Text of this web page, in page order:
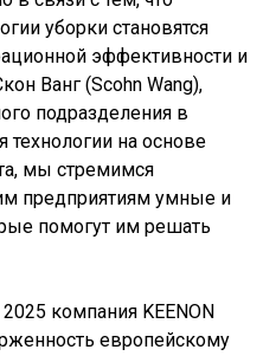
уборки становятся
эффективности и
Ванг (Scohn Wang),
подразделения в
технологии на основе
мы стремимся
предприятиям умные и
помогут им решать
компания KEENON
европейскому